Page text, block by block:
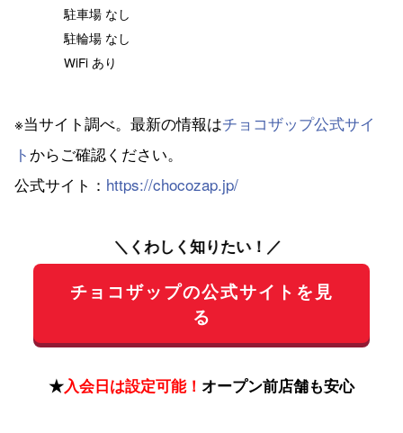
駐車場 なし
駐輪場 なし
WiFi あり
※当サイト調べ。最新の情報はチョコザップ公式サイ
ト からご確認ください。
公式サイト： https://chocozap.jp/
＼くわしく知りたい！／
チョコザップの公式サイトを見
る
★入会日は設定可能！ オープン前店舗も安心